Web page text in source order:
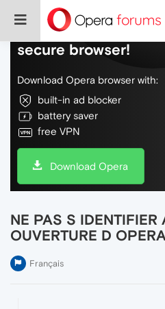
Do more on the web,
secure browser!
Download Opera browser with:
built-in ad blocker
battery saver
free VPN
Download Opera
NE PAS S IDENTIFIER
OUVERTURE D
Français